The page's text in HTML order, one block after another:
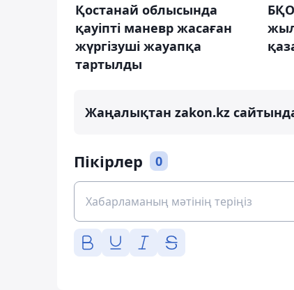
Қостанай облысында
қауіпті маневр жасаған
жүргізуші жауапқа
тартылды
Жаңалықтан zakon.kz
Пікірлер 0